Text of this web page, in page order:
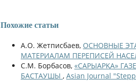
Похожие статьи
А.О. Жетписбаев, ОСНОВНЫЕ
МАТЕРИАЛАМ ПЕРЕПИСЕЙ
С.М. Борбасов, «САРЫАРҚА»
БАСТАУШЫ , Asian Journal